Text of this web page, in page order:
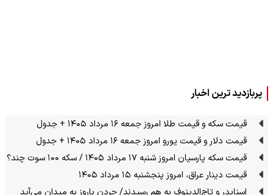
پربازدید ترین اخبار
قیمت سکه و قیمت طلا امروز جمعه ۱۶ مرداد ۱۴۰۵ + جدول
قیمت دلار و قیمت یورو امروز جمعه ۱۶ مرداد ۱۴۰۵ + جدول
قیمت سکه پارسیان امروز شنبه ۱۷ مرداد ۱۴۰۵ / سکه ۱۰۰ سوت چند؟
قیمت دینار عراق، امروز پنجشنبه ۱۵ مرداد ۱۴۰۵
اسنایدر و تاج‌الدینوف به هم رسیدند/ جردن باروز به میدان می‌آید